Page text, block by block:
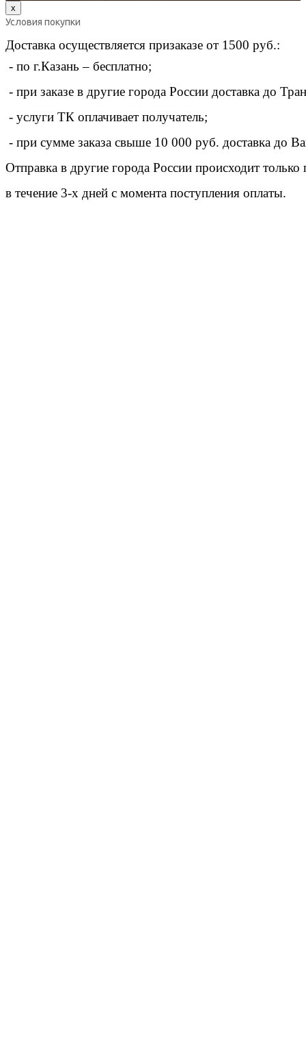
x
Условия покупки
Доставка осуществляется призаказе от 1500 руб.:
- по г.Казань – бесплатно;
- при заказе в другие города России доставка до
- услуги ТК оплачивает получатель;
- при сумме заказа свыше 10 000 руб. доставка до
Отправка в другие города России происходит
в течение 3-х дней с момента поступления оплаты.